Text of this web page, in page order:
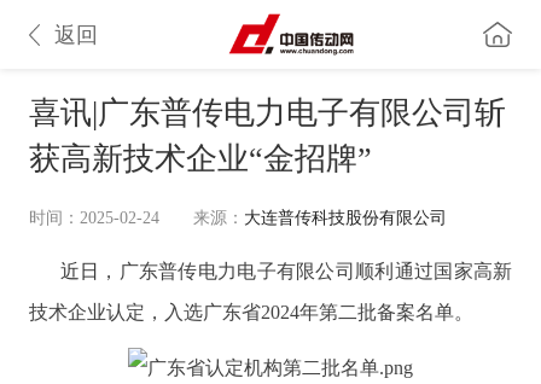
返回
喜讯|广东普传电力电子有限公司斩
获高新技术企业“金招牌”
时间：2025-02-24 来源： 大连普传科技股份有限公司
近日
，广东普传电力电子有限公司顺利通过国家高新
技术企业认定，入选广东省2024年第二批备案名单。